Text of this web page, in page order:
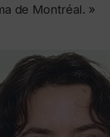
de Montréal. »